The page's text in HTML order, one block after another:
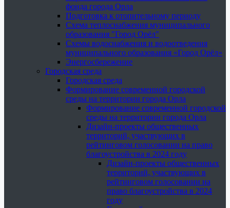
фонда города Орла
Подготовка к отопительному периоду
Схема теплоснабжения муниципального
образования "Город Орёл"
Схемы водоснабжения и водоотведения
муниципального образования «Город Орёл»
Энергосбережение
Городская среда
Городская среда
Формирование современной городской
среды на территории города Орла
Формирование современной городской
среды на территории города Орла
Дизайн-проекты общественных
территорий, участвующих в
рейтинговом голосовании на право
благоустройства в 2024 году
Дизайн-проекты общественных
территорий, участвующих в
рейтинговом голосовании на
право благоустройства в 2024
году